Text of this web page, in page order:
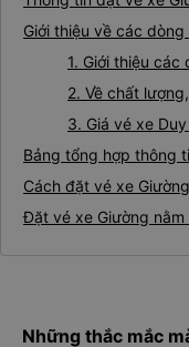
Giới thiệu về các
1. Giới thiệu các
2. Về chất
3. Giá vé xe
Bảng tổng hợp thông
Cách đặt vé xe
Đặt vé xe Giường
Những thắc mắc